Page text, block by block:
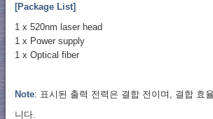
[Package List]
1 x 520nm laser head
1 x Power supply
1 x Optical fiber
Note: 표시된 출력 전력은 결합 전이며, 결합 효
니다.